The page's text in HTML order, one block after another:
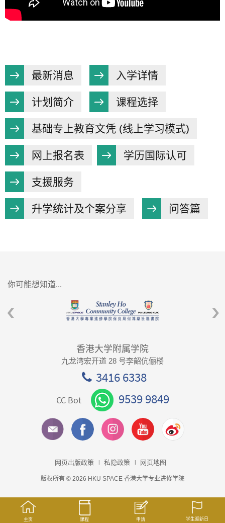
最新消息 入学详情
计划简介 课程选择
基础专上教育文凭 (线上学习模式)
网上报名表 学历国际认可
支援服务
升学统计及个案分享 问答篇
你可能想知道...
香港大学附属学院
九龙湾宏开道 28 号李韶伉俪楼
3416 6338
CC Bot 9539 9849
网页出版政策 私隐政策 网页地图
版权所有 © 2026 HKU SPACE 香港大学专业进修学院
主页 课程 申请 学生迎新日